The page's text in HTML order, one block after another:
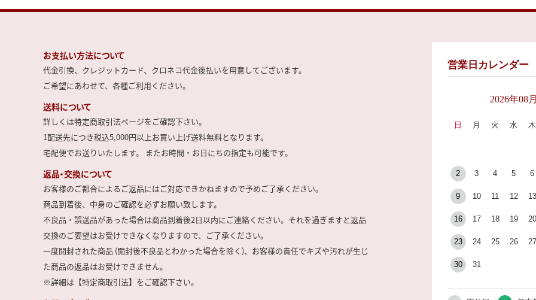
お支払い方法について
代金引換、クレジットカード、クロネコ代金後払いを用意してございます。
ご希望にあわせて、各種ご利用ください。
送料について
詳しくは特定商取引法ページをご確認下さい。
1配送先につき税込5,000円以上お買い上げ送料無料となります。
宅配便でお送りいたします。 またお時間・お日にちの指定も可能です。
返品・交換について
お客様のご都合によるご返品にはご対応できかねますので予めご了承ください。
商品到着後、中身のご確認を必ずお願い致します。
不良品・誤送品があった場合は商品到着後2日以内にご連絡ください。それを過ぎますと返品
交換のご要望はお受けできなくなりますので、ご了承ください。
一度開封された商品 (開封後不良品とわかった場合を除く)、お客様の責任でキズや汚れが生じ
た商品の返品はお受けできません。
※詳細は【特定商取引法】をご確認下さい。
営業日カレンダー
2026年08
日 月 火 水 木
2 3 4 5 6
9 10 11 12 13
16 17 18 19 20
23 24 25 26 27
30 31